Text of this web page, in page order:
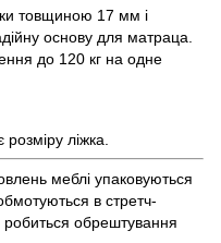
товщиною 17 мм і
основу для матраца.
до 120 кг на одне
розміру ліжка.
меблі упаковуються
в стретч-
робиться обрештування